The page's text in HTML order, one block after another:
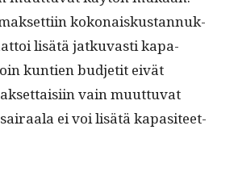
kokon­aiskus­tan­nuk­
lisätä jatku­vasti kap­a­
kun­tien bud­jetit eivät
vain muut­tuvat
ei voi lisätä kap­a­siteet­